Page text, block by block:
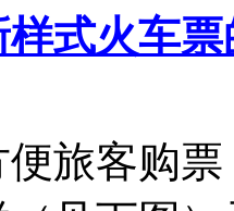
式火车
旅客购